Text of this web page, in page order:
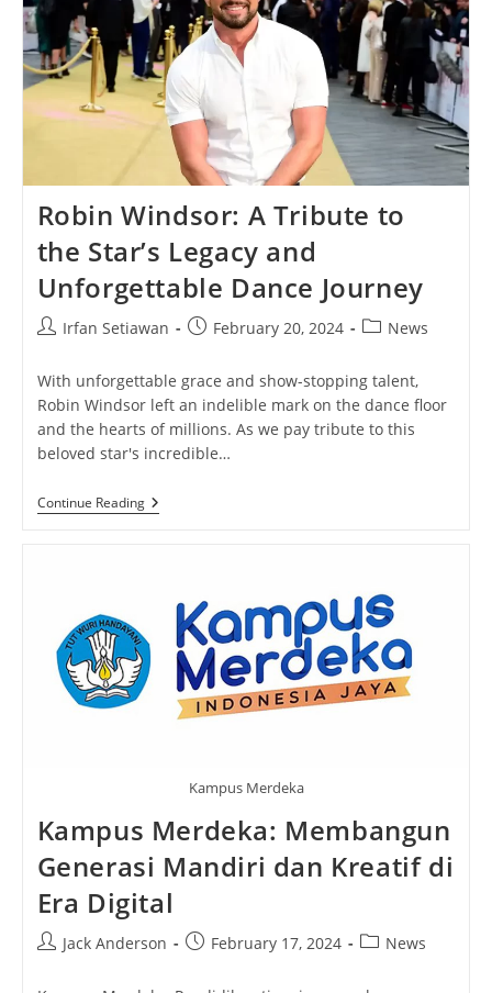
Robin Windsor: A Tribute to
the Star’s Legacy and
Unforgettable Dance Journey
PostIrfan Setiawan
PostFebruary 20, 2024
PostNews
With unforgettable grace and show-stopping talent,
Robin Windsor left an indelible mark on the dance floor
and the hearts of millions. As we pay tribute to this
beloved star's incredible…
Continue ReadingRobin
Windsor:
Star’s
Legacy
And
Unforgettable
Dance
Journey
Kampus Merdeka
Kampus Merdeka: Membangun
Generasi Mandiri dan Kreatif di
Era Digital
PostJack Anderson
PostFebruary 17, 2024
PostNews